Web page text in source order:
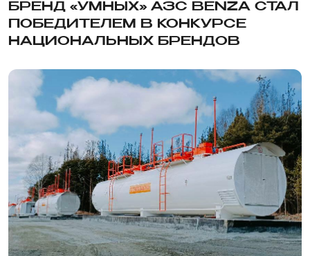
БРЕНД «УМНЫХ» АЗС BENZA СТАЛ
ПОБЕДИТЕЛЕМ В КОНКУРСЕ
НАЦИОНАЛЬНЫХ БРЕНДОВ